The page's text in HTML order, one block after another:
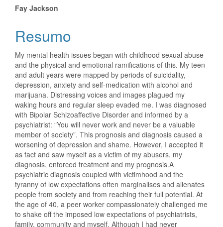
Conteúdo
do
artigo
principal
Fay Jackson
Resumo
My mental health issues began with childhood sexual abuse
and the physical and emotional ramifications of this. My teen
and adult years were mapped by periods of suicidality,
depression, anxiety and self-medication with alcohol and
marijuana. Distressing voices and images plagued my
waking hours and regular sleep evaded me. I was diagnosed
with Bipolar Schizoaffective Disorder and informed by a
psychiatrist: “You will never work and never be a valuable
member of society”. This prognosis and diagnosis caused a
worsening of depression and shame. However, I accepted it
as fact and saw myself as a victim of my abusers, my
diagnosis, enforced treatment and my prognosis.A
psychiatric diagnosis coupled with victimhood and the
tyranny of low expectations often marginalises and alienates
people from society and from reaching their full potential. At
the age of 40, a peer worker compassionately challenged me
to shake off the imposed low expectations of psychiatrists,
family, community and myself. Although I had never